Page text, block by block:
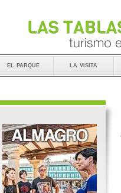
el parque la visita